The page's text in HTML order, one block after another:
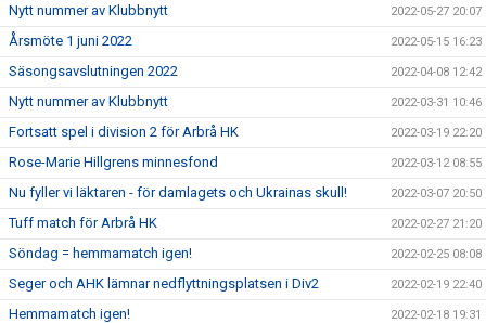
Nytt nummer av Klubbnytt 2022-05-27 20:07
Årsmöte 1 juni 2022 2022-05-15 16:23
Säsongsavslutningen 2022 2022-04-08 12:42
Nytt nummer av Klubbnytt 2022-03-31 10:46
Fortsatt spel i division 2 för Arbrå HK 2022-03-19 22:20
Rose-Marie Hillgrens minnesfond 2022-03-12 08:55
Nu fyller vi läktaren - för damlagets och Ukrainas skull! 2022-03-07 20:50
Tuff match för Arbrå HK 2022-02-27 21:20
Söndag = hemmamatch igen! 2022-02-25 08:08
Seger och AHK lämnar nedflyttningsplatsen i Div2 2022-02-19 22:40
Hemmamatch igen! 2022-02-18 19:31